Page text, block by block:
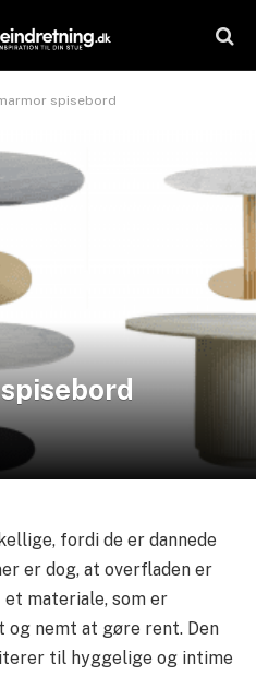
spisebord
fordi de er dannede
er dog, at overfladen er
et materiale, som er
nemt at gøre rent. Den
til hyggelige og intime